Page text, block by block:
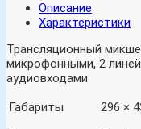
Описание
Характеристики
Трансляционный
микрофонными, 2
аудиовходами
Габариты
296 ×